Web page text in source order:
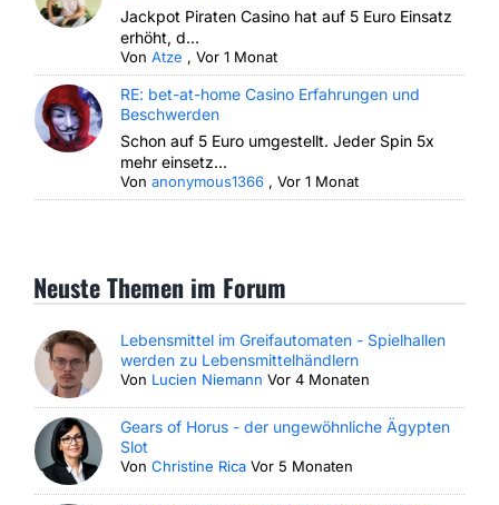
Jackpot Piraten Casino hat auf 5 Euro Einsatz
erhöht, d...
VonAtze ,Vor 1 Monat
RE: bet-at-home Casino Erfahrungen und
Beschwerden
Schon auf 5 Euro umgestellt. Jeder Spin 5x
mehr einsetz...
Vonanonymous1366 ,Vor 1 Monat
Neuste Themen im Forum
Lebensmittel im Greifautomaten - Spielhallen
werden zu Lebensmittelhändlern
Von Lucien Niemann Vor 4 Monaten
Gears of Horus - der ungewöhnliche Ägypten
Slot
VonChristine Rica Vor 5 Monaten